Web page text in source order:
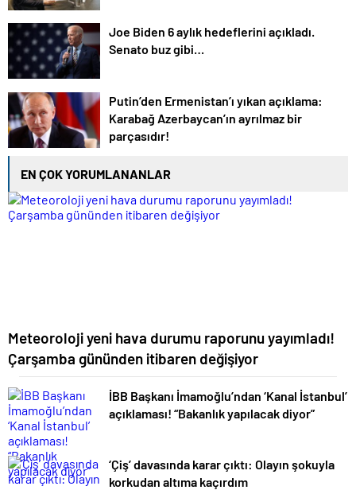
Joe Biden 6 aylık hedeflerini açıkladı.
Senato buz gibi…
Putin’den Ermenistan’ı yıkan açıklama:
Karabağ Azerbaycan’ın ayrılmaz bir
parçasıdır!
EN ÇOK YORUMLANANLAR
Meteoroloji yeni hava durumu raporunu yayımladı!
Çarşamba gününden itibaren değişiyor
İBB Başkanı İmamoğlu’ndan ‘Kanal İstanbul’
açıklaması! “Bakanlık yapılacak diyor”
‘Çiş’ davasında karar çıktı: Olayın şokuyla
korkudan altıma kaçırdım